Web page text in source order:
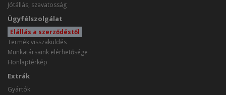
Jótállás, szavatosság
Ügyfélszolgálat
Elállás a szerződéstől
Termék visszaküldés
Munkatársaink elérhetősége
Honlaptérkép
Extrák
Gyártók